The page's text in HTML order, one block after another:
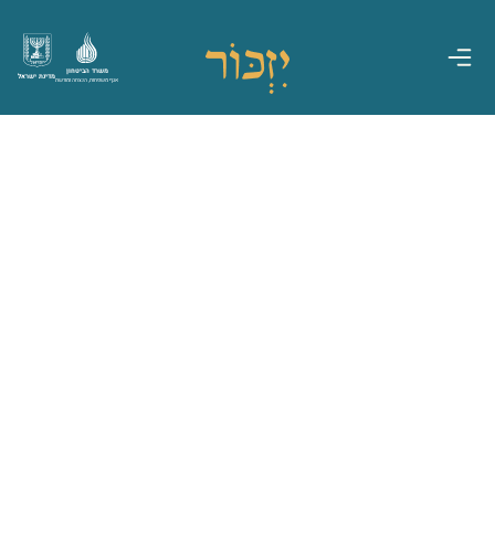
מדינת ישראל
משרד הביטחון
אגף משפחות, הנצחה ומורשת